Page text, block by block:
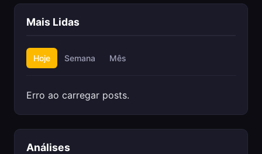
Mais Lidas
Hoje Semana Mês
Erro ao carregar posts.
Análises